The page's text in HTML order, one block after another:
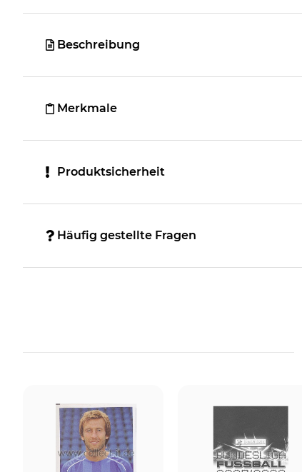
Beschreibung
Merkmale
Produktsicherheit
Häufig gestellte Fragen